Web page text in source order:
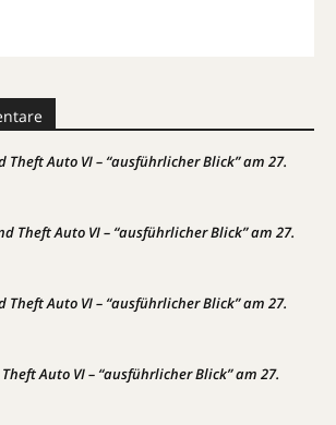
Theft Auto VI – “ausführlicher Blick” am 27.
Theft Auto VI – “ausführlicher Blick” am 27.
Theft Auto VI – “ausführlicher Blick” am 27.
Auto VI – “ausführlicher Blick” am 27.